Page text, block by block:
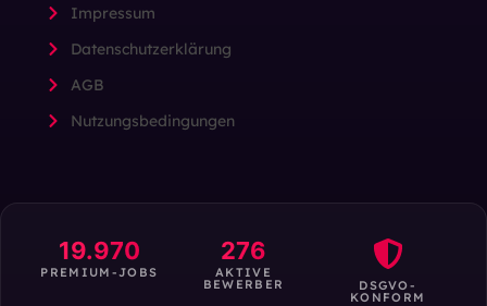
Impressum
Datenschutzerklärung
AGB
Nutzungsbedingungen
19.970
PREMIUM-JOBS
276
AKTIVE
BEWERBER DSGVO-
KONFORM